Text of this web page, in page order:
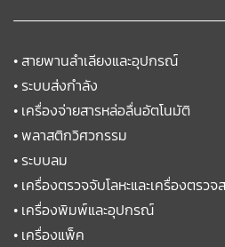
•สายพานลำเลียงและอุปกรณ์
•ระบบส่งกำลัง
• เครื่องจ่ายสารหล่อลื่นอัตโนมัติ
•พลาสติกวิศวกรรม
•ระบบลม
• เครื่องตรวจจับโลหะและเครื่องตรว
• เครื่องพิมพ์และอุปกรณ์
• เครื่องแพ็ค